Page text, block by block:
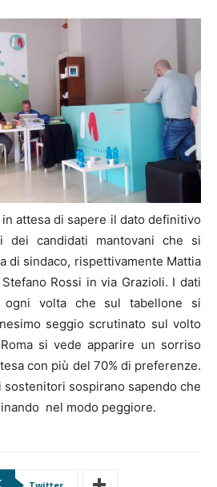
in attesa di sapere il dato definitivo
dei candidati mantovani che si
di sindaco, rispettivamente Mattia
Rossi in via Grazioli. I dati
volta che sul tabellone si
seggio scrutinato sul volto
si vede apparire un sorriso
con più del 70% di preferenze.
sostenitori sospirano sapendo che
nel modo peggiore.